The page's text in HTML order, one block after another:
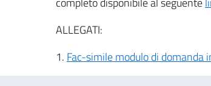
ALLEGATI:
1. Fac-simile modulo di domanda